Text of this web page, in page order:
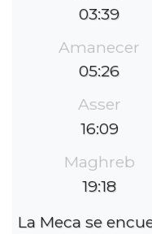
03:39
Amanecer
05:26
Asser
16:09
Maghreb
19:18
La Meca se